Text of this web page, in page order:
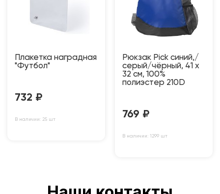
Плакетка наградная
"Футбол"
732 ₽
В наличии: 25 шт
Рюкзак Pick синий,/
серый/чёрный, 41 x
32 см, 100%
полиэстер 210D
769 ₽
В наличии: 1299 шт